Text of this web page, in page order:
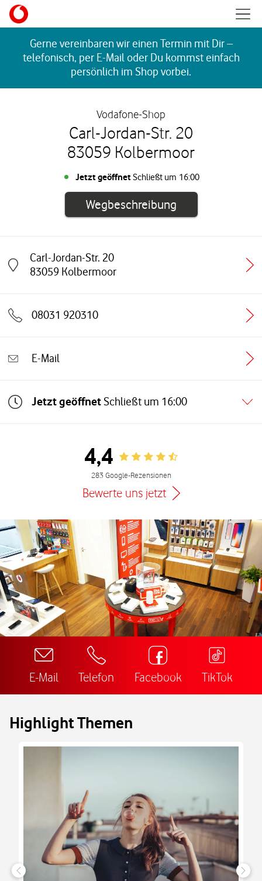
Skip to content
Gerne vereinbaren wir einen Termin mit Dir –
telefonisch, per E-Mail oder Du kommst einfach
persönlich im Shop vorbei.
Vodafone-Shop
Carl-Jordan-Str. 20
83059 Kolbermoor
Jetzt geöffnetSchließt um 16:00
WegbeschreibungLink öffnet in
Carl-Jordan-Str. 20
83059 Kolbermoor
Link öffnet in einem neuen Tab
08031 920310
E-Mail
Jetzt geöffnet Schließt um 16:00
4,4 Rating 4.4
283 Google-Rezensionen
Bewerte uns jetzt
E-Mail Telefon Facebook TikTok
Highlight Themen